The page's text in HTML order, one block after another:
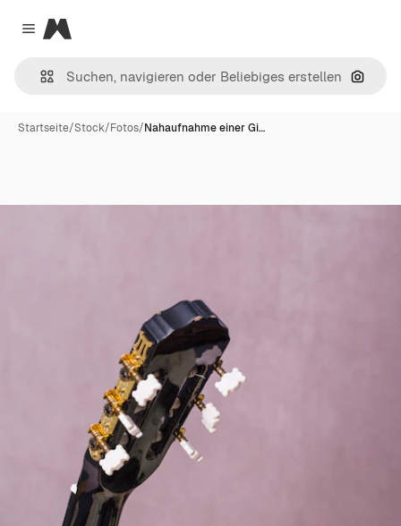
Close menu
Magnific
Nach
Startseite/Stock/Fotos/Nahaufnahme einer Gi…